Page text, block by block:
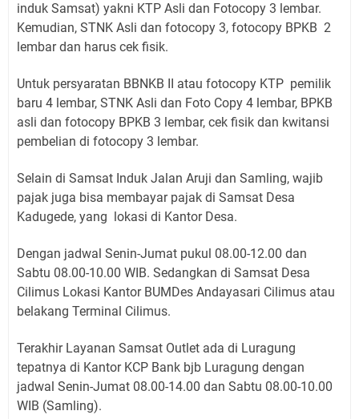
induk Samsat) yakni KTP Asli dan Fotocopy 3 lembar.
Kemudian, STNK Asli dan fotocopy 3, fotocopy BPKB 2
lembar dan harus cek fisik.
Untuk persyaratan BBNKB II atau fotocopy KTP pemilik
baru 4 lembar, STNK Asli dan Foto Copy 4 lembar, BPKB
asli dan fotocopy BPKB 3 lembar, cek fisik dan kwitansi
pembelian di fotocopy 3 lembar.
Selain di Samsat Induk Jalan Aruji dan Samling, wajib
pajak juga bisa membayar pajak di Samsat Desa
Kadugede, yang lokasi di Kantor Desa.
Dengan jadwal Senin-Jumat pukul 08.00-12.00 dan
Sabtu 08.00-10.00 WIB. Sedangkan di Samsat Desa
Cilimus Lokasi Kantor BUMDes Andayasari Cilimus atau
belakang Terminal Cilimus.
Terakhir Layanan Samsat Outlet ada di Luragung
tepatnya di Kantor KCP Bank bjb Luragung dengan
jadwal Senin-Jumat 08.00-14.00 dan Sabtu 08.00-10.00
WIB (Samling).